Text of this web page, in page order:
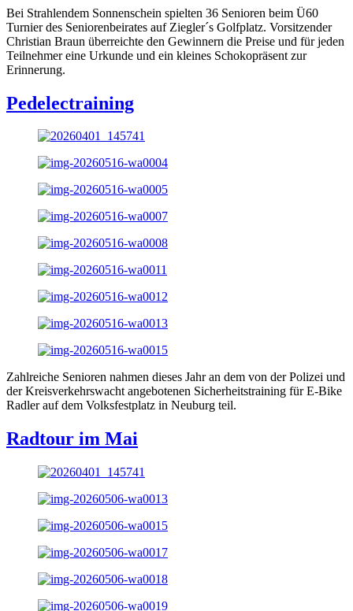
Bei Strahlendem Sonnenschein spielten 36 Senioren beim Ü60
Turnier des Seniorenbeirates auf Ziegler´s Golfplatz. Vorsitzender
Christian Braun überreichte den Gewinnern die Preise und für jeden
Teilnehmer eine Urkunde und ein kleines Schokopräsent zur
Erinnerung.
Pedelectraining
Zahlreiche Senioren nahmen dieses Jahr an dem von der Polizei und
der Kreisverkehrswacht angebotenen Sicherheitstraining für E-Bike
Radler auf dem Volksfestplatz in Neuburg teil.
Radtour im Mai